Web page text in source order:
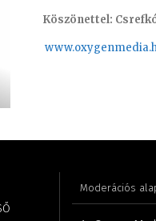
Köszönettel:
www.oxyge
Moderációs